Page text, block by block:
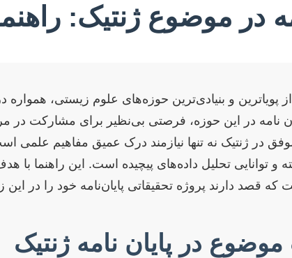
در موضوع ژنتیک:
پویاترین و بنیادی‌ترین حوزه‌های علوم زیستی،
نامه در این حوزه، فرصتی بی‌نظیر برای مشارکت در
در ژنتیک نه تنها نیازمند درک عمیق مفاهیم علمی
توانایی تحلیل داده‌های پیچیده است. این راهنما با
قصد دارند پروژه‌ تحقیقاتی پایان‌نامه خود را در این
موضوع در پایان نامه ژنتیک